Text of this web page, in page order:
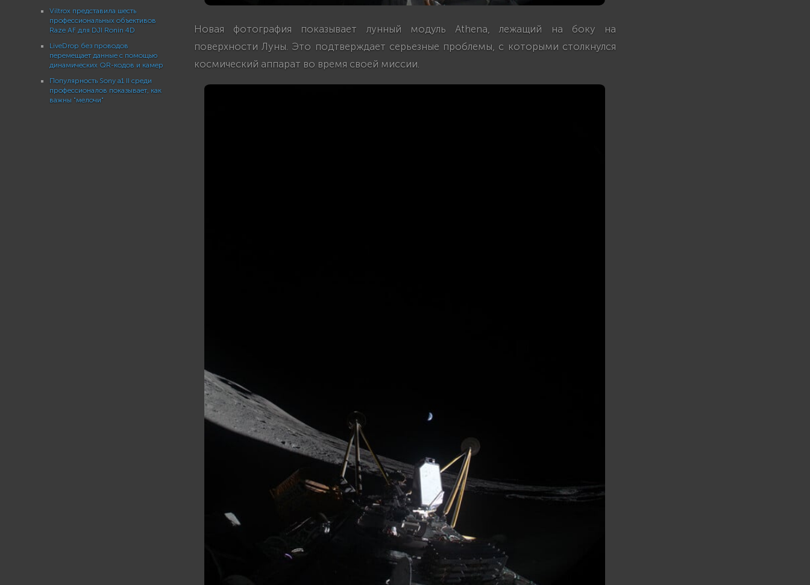
Viltrox представила шесть
профессиональных объективов
Raze AF для DJI Ronin 4D
LiveDrop без проводов
перемещает данные с помощью
динамических QR-кодов и камер
Популярность Sony a1 II среди
профессионалов показывает, как
важны "мелочи"
Новая фотография показывает лунный модуль Athena, лежащий на боку на
поверхности Луны. Это подтверждает серьезные проблемы, с которыми столкнулся
космический аппарат во время своей миссии.